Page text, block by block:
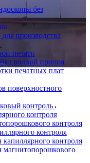
без
производства
печати
волной припоя
печатных плат
поверхностного
контроль
контроля
контроля
контроля
контроля
магнитопорошкового